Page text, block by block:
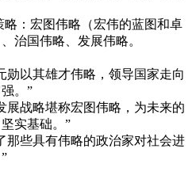
略：宏图伟略（宏伟的蓝图和卓
治国伟略、发展伟略。
勋以其雄才伟略，领导国家走向
。”
展战略堪称宏图伟略，为未来的
实基础。”
那些具有伟略的政治家对社会进